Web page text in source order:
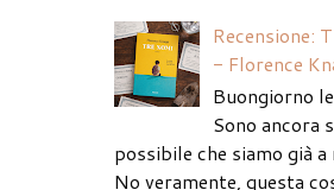
Recensione:
- Florence
Buongiorno
Sono ancora
possibile che siamo già a
No veramente, questa